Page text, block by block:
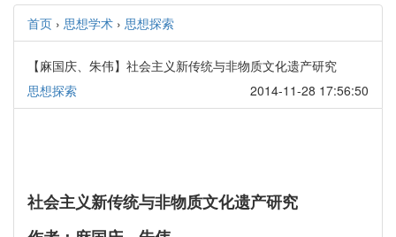
首页 › 思想学术 › 思想探索
【麻国庆、朱伟】社会主义新传统与非物质文化遗产研究
思想探索
2014-11-28 17:56:50
社会主义新传统与非物质文化遗产研究